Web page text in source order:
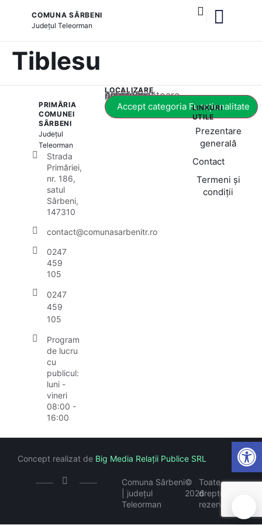
COMUNA SÂRBENI
JudețulTeleorman
Tiblesu
PRIMĂRIA
COMUNEI
SÂRBENI
Județul
Teleorman
Strada
Primăriei,
nr. 186,
satul
Sârbeni,
147310
contact@comunasarbenitr.ro
0247
459
105
0247
459
105
Program
de lucru
cu
publicul:
luni -
vineri
08:00 -
16:00
LOCALIZARE
Acest conținut este blocat până când acceptați categoria corespunzătoare de cookie-uri.
Accept categoria Funcționalitate
LINKURI
UTILE
Prezentare
generală
Contact
Termeni și
condiții
Comuna Sârbeni
| județul
Teleorman
©
2026
Toate
drepturile
rezervate
Concept realizat de Big Media Relații Publice SRL